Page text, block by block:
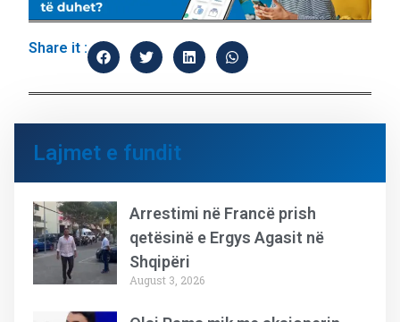
Share it :
Lajmet e fundit
Arrestimi në Francë prish
qetësinë e Ergys Agasit në
Shqipëri
August 3, 2026